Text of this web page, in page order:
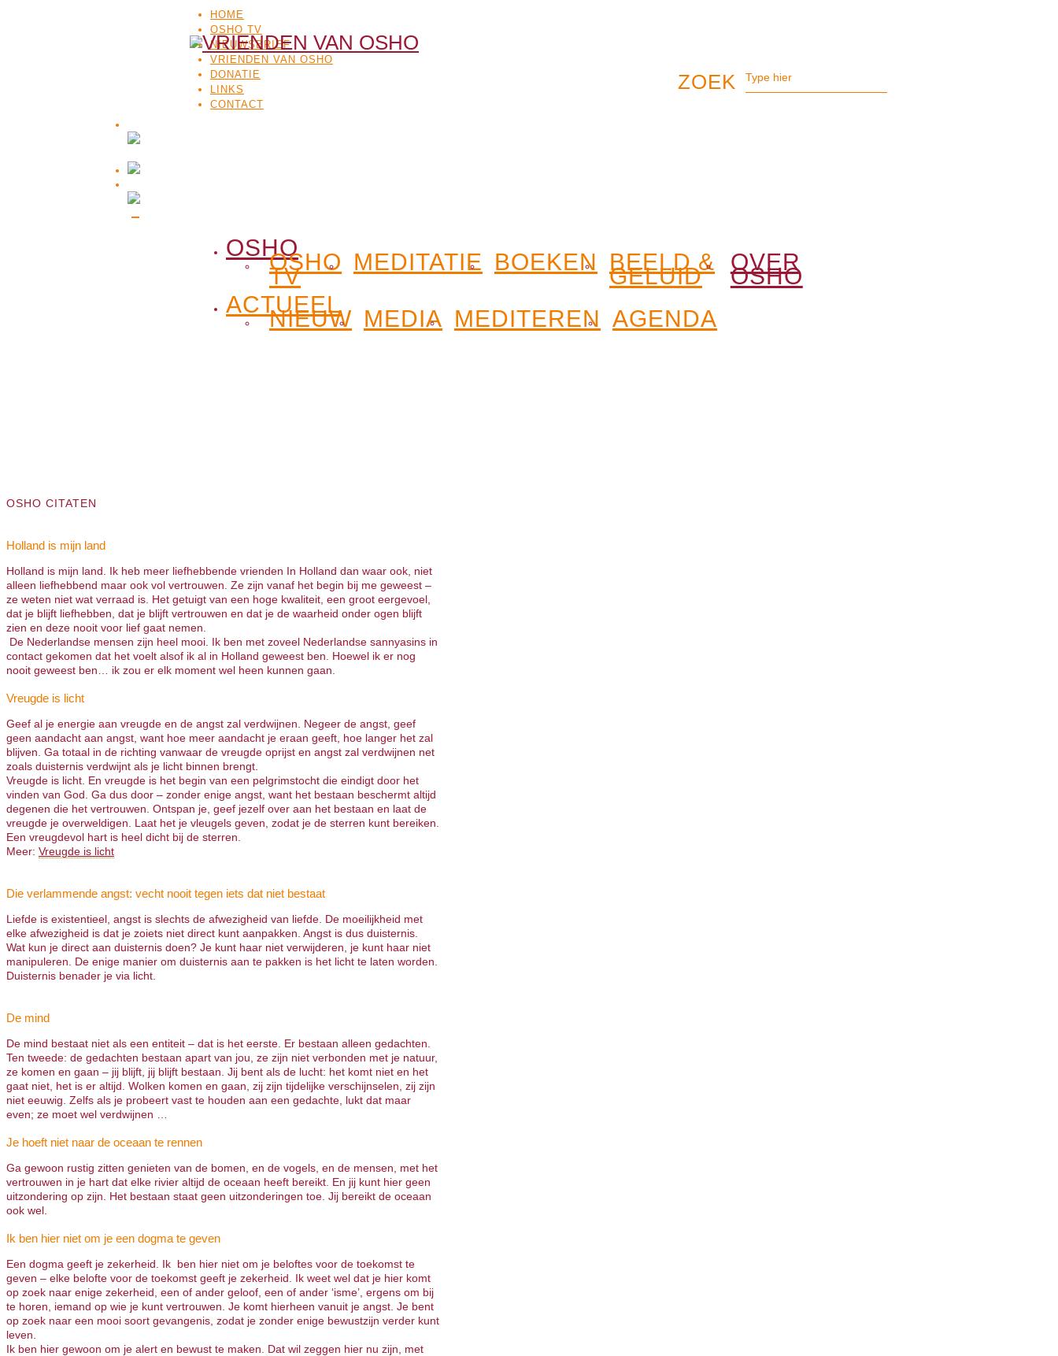
HOME
OSHO TV
NIEUWSBRIEF
VRIENDEN VAN OSHO
DONATIE
LINKS
CONTACT
OSHO
OSHO
TV
MEDITATIE BOEKEN BEELD &
GELUID
OVER
OSHO
ACTUEEL
NIEUW MEDIA MEDITEREN AGENDA
OSHO CITATEN
Holland is mijn land
Holland is mijn land. Ik heb meer liefhebbende vrienden In Holland dan waar ook, niet
alleen liefhebbend maar ook vol vertrouwen. Ze zijn vanaf het begin bij me geweest –
ze weten niet wat verraad is. Het getuigt van een hoge kwaliteit, een groot eergevoel,
dat je blijft liefhebben, dat je blijft vertrouwen en dat je de waarheid onder ogen blijft
zien en deze nooit voor lief gaat nemen.
De Nederlandse mensen zijn heel mooi. Ik ben met zoveel Nederlandse sannyasins in
contact gekomen dat het voelt alsof ik al in Holland geweest ben. Hoewel ik er nog
nooit geweest ben… ik zou er elk moment wel heen kunnen gaan.
Vreugde is licht
Geef al je energie aan vreugde en de angst zal verdwijnen. Negeer de angst, geef
geen aandacht aan angst, want hoe meer aandacht je eraan geeft, hoe langer het zal
blijven. Ga totaal in de richting vanwaar de vreugde oprijst en angst zal verdwijnen net
zoals duisternis verdwijnt als je licht binnen brengt.
Vreugde is licht. En vreugde is het begin van een pelgrimstocht die eindigt door het
vinden van God. Ga dus door – zonder enige angst, want het bestaan beschermt altijd
degenen die het vertrouwen. Ontspan je, geef jezelf over aan het bestaan en laat de
vreugde je overweldigen. Laat het je vleugels geven, zodat je de sterren kunt bereiken.
Een vreugdevol hart is heel dicht bij de sterren.
Meer: Vreugde is licht
Die verlammende angst: vecht nooit tegen iets dat niet bestaat
Liefde is existentieel, angst is slechts de afwezigheid van liefde. De moeilijkheid met
elke afwezigheid is dat je zoiets niet direct kunt aanpakken. Angst is dus duisternis.
Wat kun je direct aan duisternis doen? Je kunt haar niet verwijderen, je kunt haar niet
manipuleren. De enige manier om duisternis aan te pakken is het licht te laten worden.
Duisternis benader je via licht.
De mind
De mind bestaat niet als een entiteit – dat is het eerste. Er bestaan alleen gedachten.
Ten tweede: de gedachten bestaan apart van jou, ze zijn niet verbonden met je natuur,
ze komen en gaan – jij blijft, jij blijft bestaan. Jij bent als de lucht: het komt niet en het
gaat niet, het is er altijd. Wolken komen en gaan, zij zijn tijdelijke verschijnselen, zij zijn
niet eeuwig. Zelfs als je probeert vast te houden aan een gedachte, lukt dat maar
even; ze moet wel verdwijnen …
Je hoeft niet naar de oceaan te rennen
Ga gewoon rustig zitten genieten van de bomen, en de vogels, en de mensen, met het
vertrouwen in je hart dat elke rivier altijd de oceaan heeft bereikt. En jij kunt hier geen
uitzondering op zijn. Het bestaan staat geen uitzonderingen toe. Jij bereikt de oceaan
ook wel.
Ik ben hier niet om je een dogma te geven
Een dogma geeft je zekerheid. Ik ben hier niet om je beloftes voor de toekomst te
geven – elke belofte voor de toekomst geeft je zekerheid. Ik weet wel dat je hier komt
op zoek naar enige zekerheid, een of ander geloof, een of ander ‘isme’, ergens om bij
te horen, iemand op wie je kunt vertrouwen. Je komt hierheen vanuit je angst. Je bent
op zoek naar een mooi soort gevangenis, zodat je zonder enige bewustzijn verder kunt
leven.
Ik ben hier gewoon om je alert en bewust te maken. Dat wil zeggen hier nu zijn, met